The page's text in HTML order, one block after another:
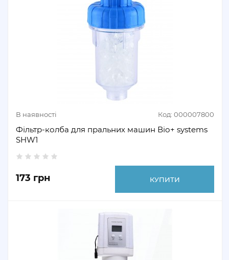
В наявності Код: 000007800
Фільтр-колба для пральних машин Віо+ systems
SHW1
173 грн КУПИТИ